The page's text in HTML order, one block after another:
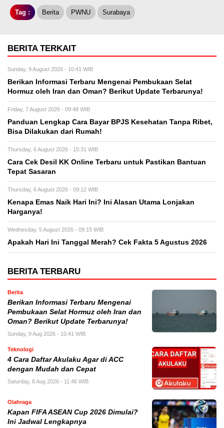
Tag : Berita PWNU Surabaya
BERITA TERKAIT
Sunday, 9 August 2026 - 10:41 WIB
Berikan Informasi Terbaru Mengenai Pembukaan Selat
Hormuz oleh Iran dan Oman? Berikut Update Terbarunya!
Friday, 7 August 2026 - 09:48 WIB
Panduan Lengkap Cara Bayar BPJS Kesehatan Tanpa Ribet,
Bisa Dilakukan dari Rumah!
Thursday, 6 August 2026 - 15:31 WIB
Cara Cek Desil KK Online Terbaru untuk Pastikan Bantuan
Tepat Sasaran
Thursday, 6 August 2026 - 09:12 WIB
Kenapa Emas Naik Hari Ini? Ini Alasan Utama Lonjakan
Harganya!
Wednesday, 5 August 2026 - 09:15 WIB
Apakah Hari Ini Tanggal Merah? Cek Fakta 5 Agustus 2026
BERITA TERBARU
Berita
Berikan Informasi Terbaru Mengenai
Pembukaan Selat Hormuz oleh Iran dan
Oman? Berikut Update Terbarunya!
Sunday, 9 Aug 2026 - 10:41 WIB
Teknologi
4 Cara Daftar Akulaku Agar di ACC
dengan Mudah dan Cepat
Saturday, 8 Aug 2026 - 11:46 WIB
Olahraga
Kapan FIFA ASEAN Cup 2026 Dimulai?
Ini Jadwal Lengkapnya